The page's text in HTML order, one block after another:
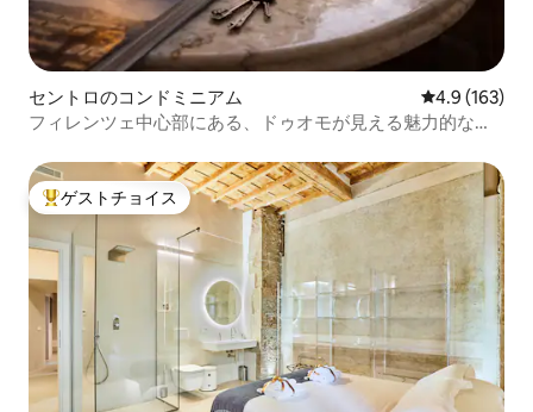
セントロのコンドミニアム レビュー163
4.9 (163)
フィレンツェ中心部にある、ドゥオモが見える魅力的なワ
大好評のゲストチョイスです。
ゲストチョイス